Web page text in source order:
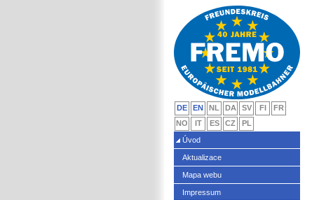
DE EN NL DA SV FI
FR
NO
IT ES CZ
PL
Úvod
Aktualizace
Mapa webu
Impressum